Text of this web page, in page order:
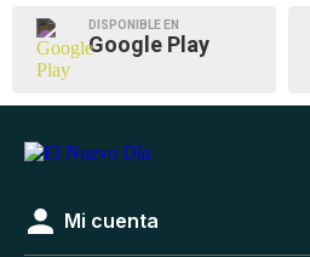
DISPONIBLE EN
Google Play
Mi cuenta